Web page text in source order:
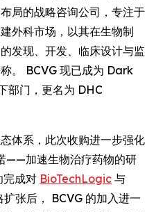
局的战略咨询公司，专注于
外科市场，以其在生物制
发现、开发、临床设计与监
。 BCVG 现已成为 Dark
部门，更名为 DHC
体系，此次收购进一步强化
——加速生物治疗药物的研
完成对 BioTechLogic 与
扩张后， BCVG 的加入进一